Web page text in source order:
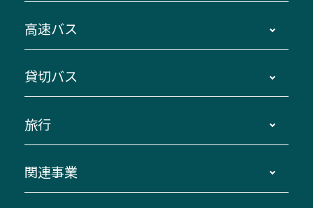
主要停留所案内図・時刻表
路線バスのご利用方法
三重交通接近情報バスロケーションシステム
ダイヤ改正情報
迂回・休止について
臨時バスについて
高速バス
南紀・VISON～横浜・東京・埼玉
伊賀～名古屋
南紀～VISON～名古屋
湯の山温泉～名古屋
貸切バス
貸切バスのご利用について
お問い合わせ
旅行
貸切バス団体旅行
関連事業